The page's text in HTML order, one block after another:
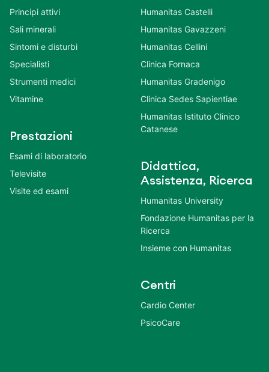
Principi attivi
Sali minerali
Sintomi e disturbi
Specialisti
Strumenti medici
Vitamine
Prestazioni
Esami di laboratorio
Televisite
Visite ed esami
Humanitas Castelli
Humanitas Gavazzeni
Humanitas Cellini
Clinica Fornaca
Humanitas Gradenigo
Clinica Sedes Sapientiae
Humanitas Istituto Clinico
Catanese
Didattica,
Assistenza, Ricerca
Humanitas University
Fondazione Humanitas per la
Ricerca
Insieme con Humanitas
Centri
Cardio Center
PsicoCare